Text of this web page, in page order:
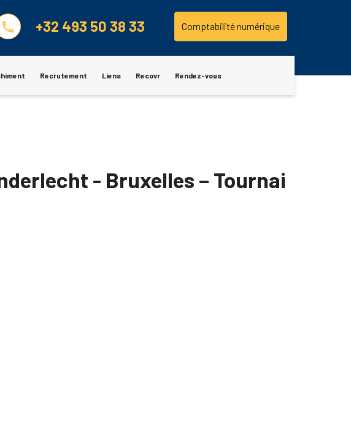
phone +32 493 50 38 33 Comptabilité numérique
Recrutement Liens Recovr Rendez-vous
- Bruxelles – Tournai